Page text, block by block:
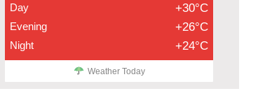
Day +30°C
Evening +26°C
Night +24°C
Weather Today